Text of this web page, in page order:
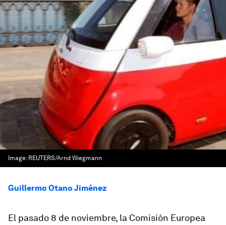
Image: REUTERS/Arnd Wiegmann
Guillermo Otano Jiménez
El pasado 8 de noviembre, la Comisión Europea